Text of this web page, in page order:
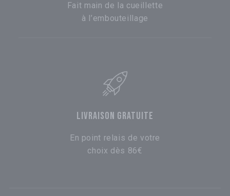
Fait main de la cueillette
à l’embouteillage
LIVRAISON GRATUITE
En point relais de votre
choix dès 86€